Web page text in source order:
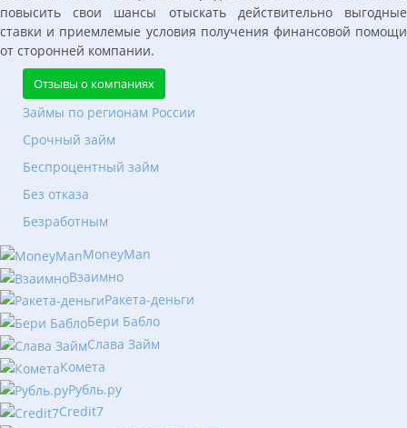
повысить свои шансы отыскать действительно выгодные
ставки и приемлемые условия получения финансовой помощи
от сторонней компании.
Отзывы о компаниях
Займы по регионам России
Срочный займ
Беспроцентный займ
Без отказа
Безработным
MoneyMan
Взаимно
Ракета-деньги
Бери Бабло
Слава Займ
Комета
Рубль.ру
Сredit7